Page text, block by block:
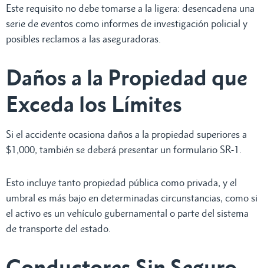
Este requisito no debe tomarse a la ligera: desencadena una
serie de eventos como informes de investigación policial y
posibles reclamos a las aseguradoras.
Daños a la Propiedad que
Exceda los Límites
Si el accidente ocasiona daños a la propiedad superiores a
$1,000, también se deberá presentar un formulario SR-1.
Esto incluye tanto propiedad pública como privada, y el
umbral es más bajo en determinadas circunstancias, como si
el activo es un vehículo gubernamental o parte del sistema
de transporte del estado.